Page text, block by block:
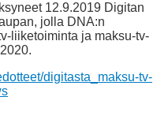
12.9.2019 Digitan
jolla DNA:n
liiketoiminta ja maksu-tv-
digitasta_maksu-tv-